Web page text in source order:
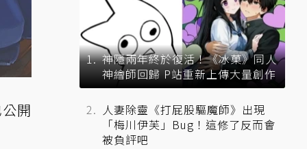
開
神隱兩年終於復活！《冰菓》同人
神繪師回歸 P站重新上傳大量創作
人妻除靈《打屁股驅魔師》出現
「梅川伊芙」Bug！這修了反而會
被負評吧